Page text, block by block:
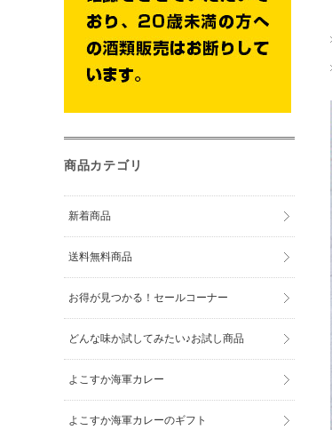
商品カテゴリ
新着商品
送料無料商品
お得が見つかる！セールコーナー
どんな味か試してみたい♪お試し商品
よこすか海軍カレー
よこすか海軍カレーのギフト